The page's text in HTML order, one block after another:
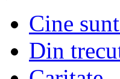
Cine
Din